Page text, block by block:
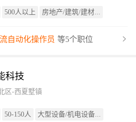
500人以上 房地产/建筑/建材...
自动化操作员 等5个职位
科技
区-西夏墅镇
50-150人 大型设备/机电设备...